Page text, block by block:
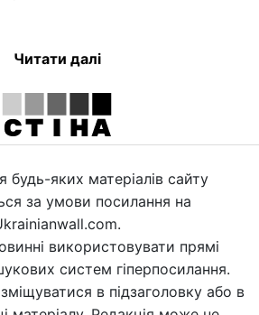
Читати далі
будь-яких матеріалів сайту
за умови посилання на
використовувати прямі
систем гіперпосилання.
в підзаголовку або в